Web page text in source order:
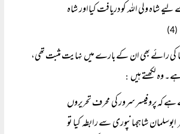
شاہ ولی اللہ کو دریافت کیااور شاہ
(4)
کی رائے بھی ان کے بارے میں نہایت مثبت تھی،
وہ لکھتے ہیں :
کہ پروفیسر سرور کی محرف تحریروں
شاہجہانپوری سے رابطہ کیا تو